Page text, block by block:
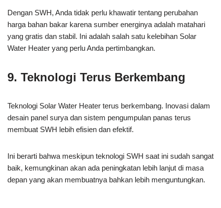
Dengan SWH, Anda tidak perlu khawatir tentang perubahan
harga bahan bakar karena sumber energinya adalah matahari
yang gratis dan stabil. Ini adalah salah satu kelebihan Solar
Water Heater yang perlu Anda pertimbangkan.
9. Teknologi Terus Berkembang
Teknologi Solar Water Heater terus berkembang. Inovasi dalam
desain panel surya dan sistem pengumpulan panas terus
membuat SWH lebih efisien dan efektif.
Ini berarti bahwa meskipun teknologi SWH saat ini sudah sangat
baik, kemungkinan akan ada peningkatan lebih lanjut di masa
depan yang akan membuatnya bahkan lebih menguntungkan.